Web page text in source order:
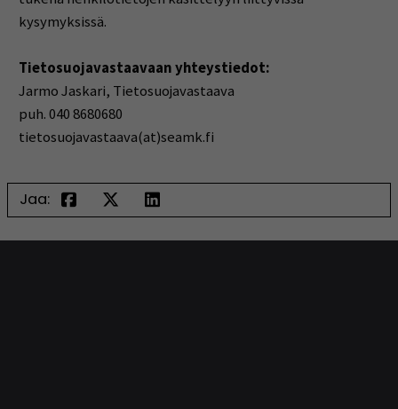
kysymyksissä.
Tietosuojavastaavaan yhteystiedot:
Jarmo Jaskari, Tietosuojavastaava
puh. 040 8680680
tietosuojavastaava(at)seamk.fi
Jaa: